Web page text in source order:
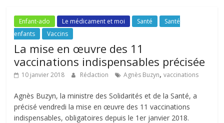
Enfant-ado Le médicament et moi Santé
Santé
enfants
Vaccins
La mise en œuvre des 11
vaccinations indispensables précisée
10 janvier 2018 Rédaction Agnès Buzyn,vaccinations
Agnès Buzyn, la ministre des Solidarités et de la Santé, a
précisé vendredi la mise en œuvre des 11 vaccinations
indispensables, obligatoires depuis le 1er janvier 2018.